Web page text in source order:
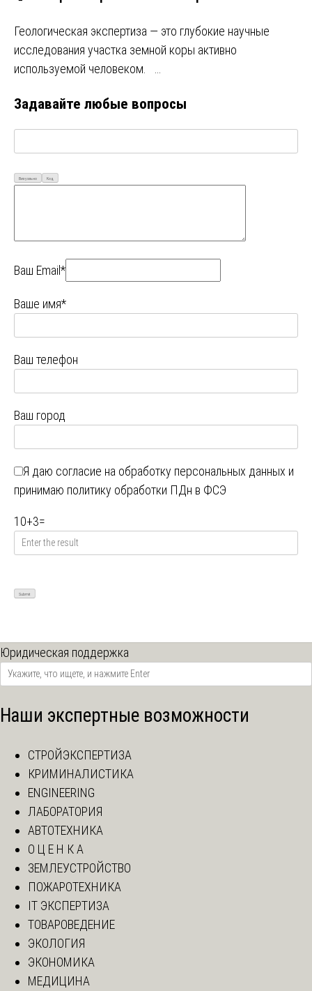
Геологическая экспертиза — это глубокие научные
исследования участка земной коры активно
используемой человеком. …
Задавайте любые вопросы
Визуально Код
Ваш Email*
Ваше имя*
Ваш телефон
Ваш город
Я даю согласие на обработку персональных данных и
принимаю политику обработки ПДн в ФСЭ
10+3=
Юридическая поддержка
Наши экспертные возможности
СТРОЙЭКСПЕРТИЗА
КРИМИНАЛИСТИКА
ENGINEERING
ЛАБОРАТОРИЯ
АВТОТЕХНИКА
О Ц Е Н К А
ЗЕМЛЕУСТРОЙСТВО
ПОЖАРОТЕХНИКА
IT ЭКСПЕРТИЗА
ТОВАРОВЕДЕНИЕ
ЭКОЛОГИЯ
ЭКОНОМИКА
МЕДИЦИНА